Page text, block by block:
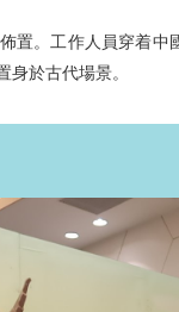
置。工作人員穿着
於古代場景。